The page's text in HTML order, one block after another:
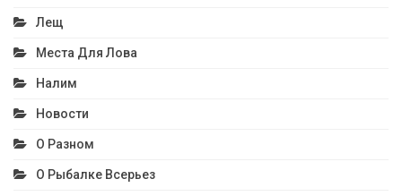
Лещ
Места Для Лова
Налим
Новости
О Разном
О Рыбалке Всерьез